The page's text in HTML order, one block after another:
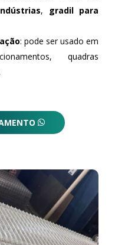
, gradil para
: pode ser usado em
quadras